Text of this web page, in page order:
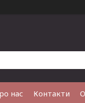
нас Контакти